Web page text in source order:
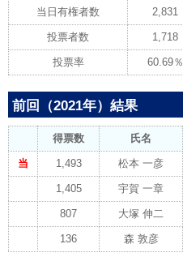
当日有権者数 2,831
投票者数 1,718
投票率 60.69％
前回（2021年）結果
得票数 氏名
当 1,493 松本 一彦
1,405 宇賀 一章
807 大塚 伸二
136 森 敦彦